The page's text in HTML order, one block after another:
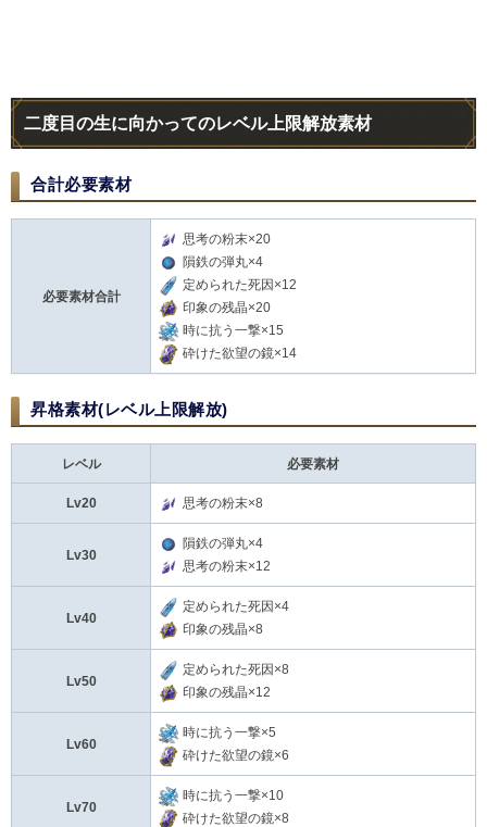
二度目の生に向かってのレベル上限解放素材
合計必要素材
必要素材合計
思考の粉末×20
隕鉄の弾丸×4
定められた死因×12
印象の残晶×20
時に抗う一撃×15
砕けた欲望の鏡×14
昇格素材(レベル上限解放)
レベル 必要素材
Lv20 思考の粉末×8
Lv30
隕鉄の弾丸×4
思考の粉末×12
Lv40
定められた死因×4
印象の残晶×8
Lv50
定められた死因×8
印象の残晶×12
Lv60
時に抗う一撃×5
砕けた欲望の鏡×6
Lv70
時に抗う一撃×10
砕けた欲望の鏡×8